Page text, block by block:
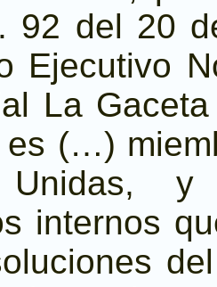
92 del 20
Ejecutivo
La
(…)
Unidas,
internos